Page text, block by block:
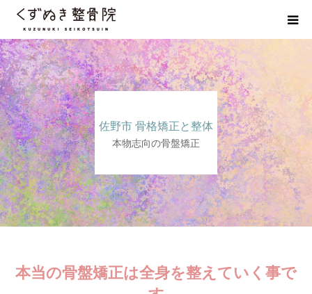
佐野市 骨格矯正と整体
本物志向の骨盤矯正
本当の骨盤矯正は全身を整えていく事で
初めての方へ
院長紹介
整体院Q＆A
お客様の声
院長ブログ